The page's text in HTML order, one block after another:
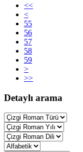
<<
<
55
56
57
58
59
>
>>
Detaylı arama